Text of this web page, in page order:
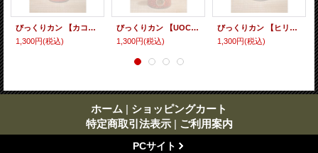
びっくりカン 【カコ・コーラ】
1,300円(税込)
びっくりカン 【UOCコーヒー】
1,300円(税込)
びっくりカン 【ヒリントマト】
1,300円(税込)
ホーム | ショッピングカート
特定商取引法表示 | ご利用案内
PCサイト